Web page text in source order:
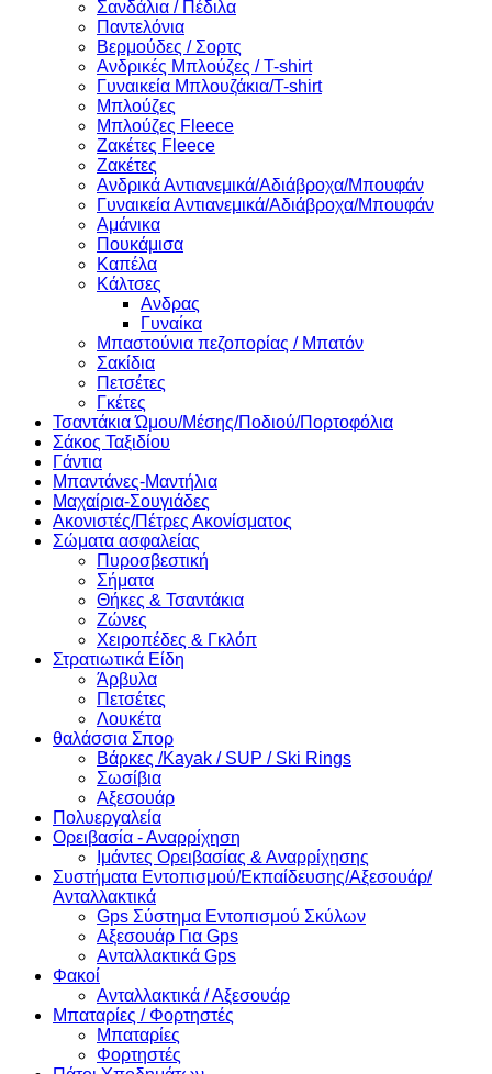
Σανδάλια / Πέδιλα
Παντελόνια
Βερμούδες / Σορτς
Ανδρικές Μπλούζες / T-shirt
Γυναικεία Μπλουζάκια/T-shirt
Μπλούζες
Μπλούζες Fleece
Ζακέτες Fleece
Ζακέτες
Ανδρικά Αντιανεμικά/Αδιάβροχα/Μπουφάν
Γυναικεία Αντιανεμικά/Αδιάβροχα/Μπουφάν
Αμάνικα
Πουκάμισα
Καπέλα
Κάλτσες
Ανδρας
Γυναίκα
Μπαστούνια πεζοπορίας / Μπατόν
Σακίδια
Πετσέτες
Γκέτες
Τσαντάκια Ώμου/Μέσης/Ποδιού/Πορτοφόλια
Σάκος Ταξιδίου
Γάντια
Μπαντάνες-Μαντήλια
Μαχαίρια-Σουγιάδες
Ακονιστές/Πέτρες Ακονίσματος
Σώματα ασφαλείας
Πυροσβεστική
Σήματα
Θήκες & Τσαντάκια
Ζώνες
Χειροπέδες & Γκλόπ
Στρατιωτικά Είδη
Άρβυλα
Πετσέτες
Λουκέτα
θαλάσσια Σπορ
Βάρκες /Kayak / SUP / Ski Rings
Σωσίβια
Αξεσουάρ
Πολυεργαλεία
Ορειβασία - Αναρρίχηση
Ιμάντες Ορειβασίας & Αναρρίχησης
Συστήματα Εντοπισμού/Εκπαίδευσης/Αξεσουάρ/
Ανταλλακτικά
Gps Σύστημα Εντοπισμού Σκύλων
Αξεσουάρ Για Gps
Ανταλλακτικά Gps
Φακοί
Ανταλλακτικά / Αξεσουάρ
Μπαταρίες / Φορτηστές
Μπαταρίες
Φορτηστές